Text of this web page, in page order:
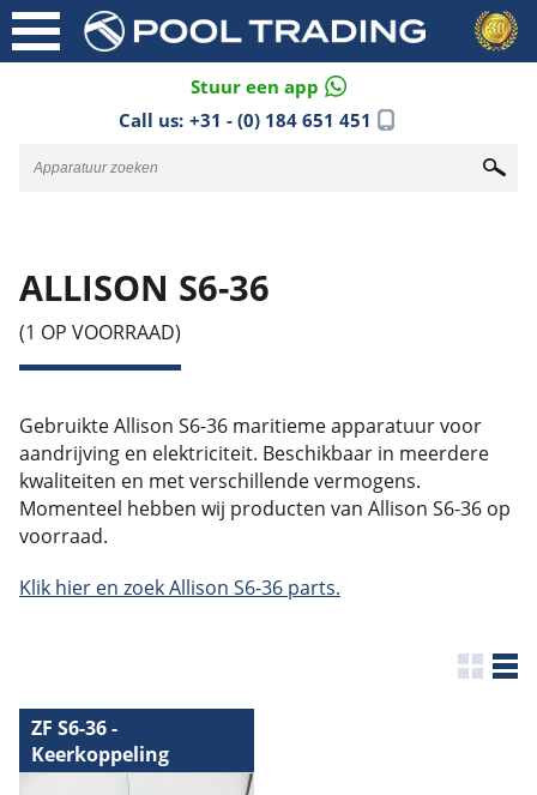
Stuur een app
Call us: +31 - (0) 184 651 451
ALLISON S6-36
(1 OP VOORRAAD)
Gebruikte Allison S6-36 maritieme apparatuur voor
aandrijving en elektriciteit. Beschikbaar in meerdere
kwaliteiten en met verschillende vermogens.
Momenteel hebben wij producten van Allison S6-36 op
voorraad.
Klik hier en zoek Allison S6-36 parts.
ZF S6-36 -
Keerkoppeling